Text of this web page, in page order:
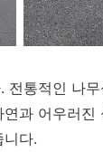
통적인 나
과 어우러
다.